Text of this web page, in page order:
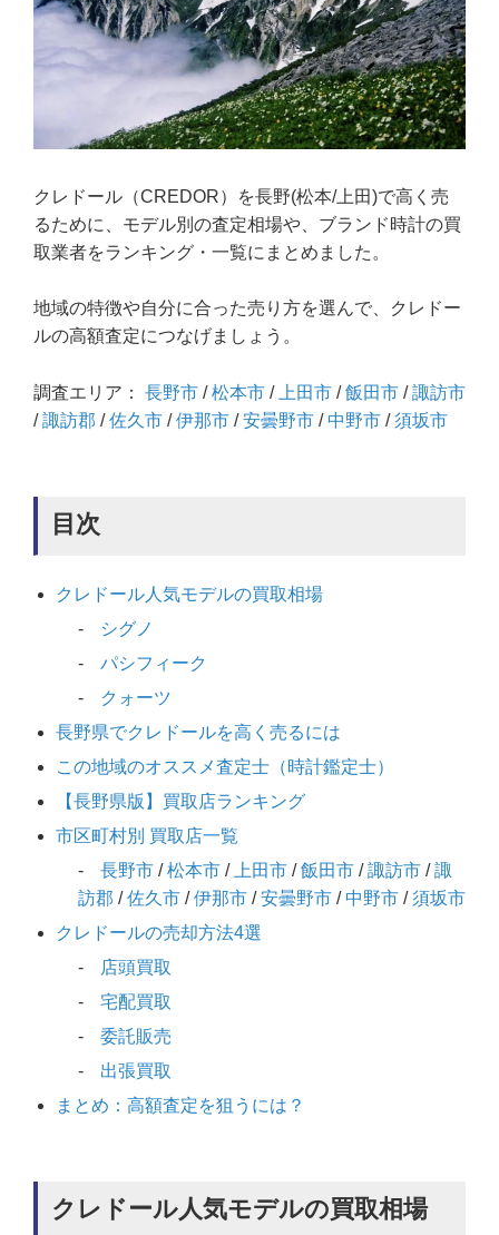
クレドール（CREDOR）を長野(松本/上田)で高く売
るために、モデル別の査定相場や、ブランド時計の買
取業者をランキング・一覧にまとめました。
地域の特徴や自分に合った売り方を選んで、クレドー
ルの高額査定につなげましょう。
調査エリア： 長野市 /松本市 / 上田市 /飯田市 /諏訪市
/諏訪郡 /佐久市 /伊那市 /安曇野市 /中野市 /須坂市
目次
クレドール人気モデルの買取相場
シグノ
パシフィーク
クォーツ
長野県でクレドールを高く売るには
この地域のオススメ査定士（時計鑑定士）
【長野県版】買取店ランキング
市区町村別 買取店一覧
長野市 /松本市 / 上田市 /飯田市 /諏訪市 /諏
訪郡 /佐久市 /伊那市 /安曇野市 /中野市 /須坂市
クレドールの売却方法4選
店頭買取
宅配買取
委託販売
出張買取
まとめ：高額査定を狙うには？
クレドール人気モデルの買取相場